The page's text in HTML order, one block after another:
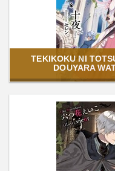
TEKIKOKU NI
DOUYARA